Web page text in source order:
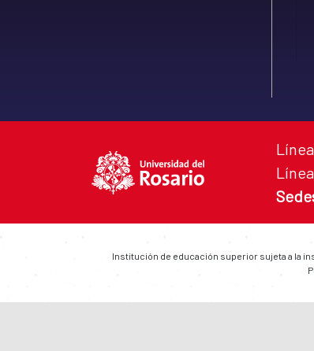
Institución de educación superior sujeta a la